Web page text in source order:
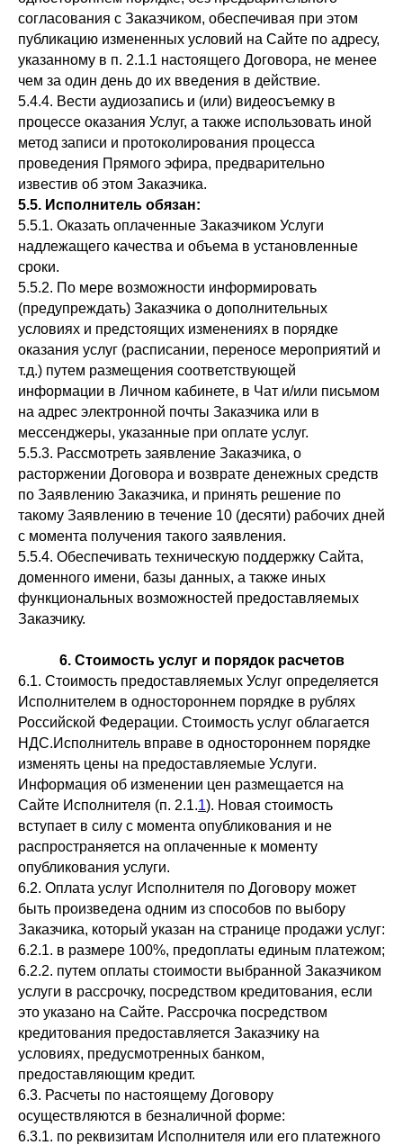
согласования с Заказчиком, обеспечивая при этом
публикацию измененных условий на Сайте по адресу,
указанному в п. 2.1.1 настоящего Договора, не менее
чем за один день до их введения в действие.
5.4.4. Вести аудиозапись и (или) видеосъемку в
процессе оказания Услуг, а также использовать иной
метод записи и протоколирования процесса
проведения Прямого эфира, предварительно
известив об этом Заказчика.
5.5. Исполнитель обязан:
5.5.1. Оказать оплаченные Заказчиком Услуги
надлежащего качества и объема в установленные
сроки.
5.5.2. По мере возможности информировать
(предупреждать) Заказчика о дополнительных
условиях и предстоящих изменениях в порядке
оказания услуг (расписании, переносе мероприятий и
т.д.) путем размещения соответствующей
информации в Личном кабинете, в Чат и/или письмом
на адрес электронной почты Заказчика или в
мессенджеры, указанные при оплате услуг.
5.5.3. Рассмотреть заявление Заказчика, о
расторжении Договора и возврате денежных средств
по Заявлению Заказчика, и принять решение по
такому Заявлению в течение 10 (десяти) рабочих дней
с момента получения такого заявления.
5.5.4. Обеспечивать техническую поддержку Сайта,
доменного имени, базы данных, а также иных
функциональных возможностей предоставляемых
Заказчику.
6. Стоимость услуг и порядок расчетов
6.1. Стоимость предоставляемых Услуг определяется
Исполнителем в одностороннем порядке в рублях
Российской Федерации. Стоимость услуг облагается
НДС.Исполнитель вправе в одностороннем порядке
изменять цены на предоставляемые Услуги.
Информация об изменении цен размещается на
Сайте Исполнителя (п. 2.1.1). Новая стоимость
вступает в силу с момента опубликования и не
распространяется на оплаченные к моменту
опубликования услуги.
6.2. Оплата услуг Исполнителя по Договору может
быть произведена одним из способов по выбору
Заказчика, который указан на странице продажи услуг:
6.2.1. в размере 100%, предоплаты единым платежом;
6.2.2. путем оплаты стоимости выбранной Заказчиком
услуги в рассрочку, посредством кредитования, если
это указано на Сайте. Рассрочка посредством
кредитования предоставляется Заказчику на
условиях, предусмотренных банком,
предоставляющим кредит.
6.3. Расчеты по настоящему Договору
осуществляются в безналичной форме:
6.3.1. по реквизитам Исполнителя или его платежного